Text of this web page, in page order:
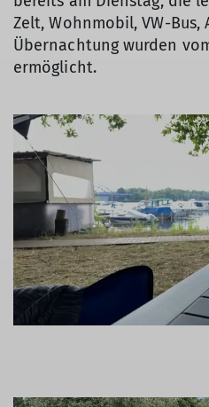
Zelt, Wohnmobil, VW-
Übernachtung wurden
ermöglicht.